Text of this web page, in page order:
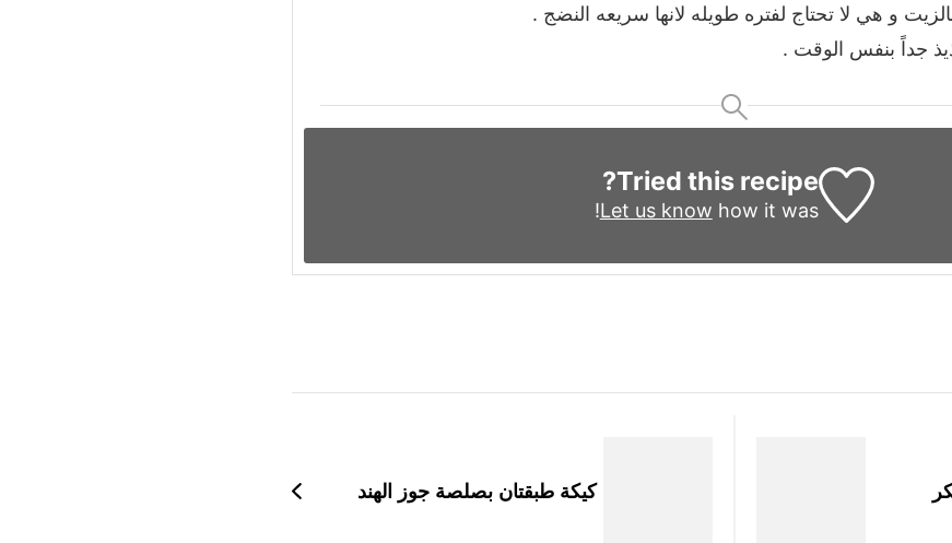
و هي لا تحتاج لفتره طويله لانها سريعه النضج .
جداً بنفس الوقت .
Tried this recipe?
Let us know how it was!
كيكة طبقتان بصلصة جوز الهند